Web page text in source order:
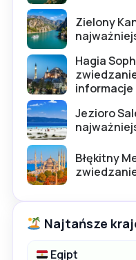
Zielony
Hagia
informacje
Jezioro
Błękitny
Najtańsze
Egipt